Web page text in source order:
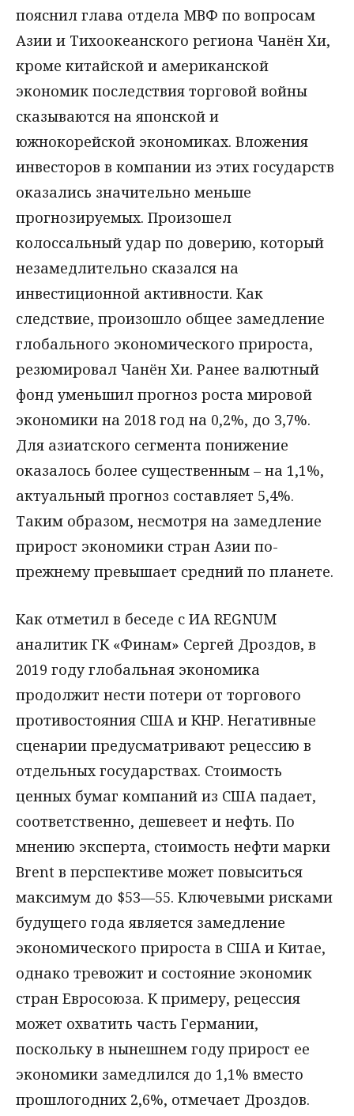
пояснил глава отдела МВФ по вопросам
Азии и Тихоокеанского региона Чанён Хи,
кроме китайской и американской
экономик последствия торговой войны
сказываются на японской и
южнокорейской экономиках. Вложения
инвесторов в компании из этих государств
оказались значительно меньше
прогнозируемых. Произошел
колоссальный удар по доверию, который
незамедлительно сказался на
инвестиционной активности. Как
следствие, произошло общее замедление
глобального экономического прироста,
резюмировал Чанён Хи. Ранее валютный
фонд уменьшил прогноз роста мировой
экономики на 2018 год на 0,2%, до 3,7%.
Для азиатского сегмента понижение
оказалось более существенным – на 1,1%,
актуальный прогноз составляет 5,4%.
Таким образом, несмотря на замедление
прирост экономики стран Азии по-
прежнему превышает средний по планете.
Как отметил в беседе с ИА REGNUM
аналитик ГК «Финам» Сергей Дроздов, в
2019 году глобальная экономика
продолжит нести потери от торгового
противостояния США и КНР. Негативные
сценарии предусматривают рецессию в
отдельных государствах. Стоимость
ценных бумаг компаний из США падает,
соответственно, дешевеет и нефть. По
мнению эксперта, стоимость нефти марки
Brent в перспективе может повыситься
максимум до $53—55. Ключевыми рисками
будущего года является замедление
экономического прироста в США и Китае,
однако тревожит и состояние экономик
стран Евросоюза. К примеру, рецессия
может охватить часть Германии,
поскольку в нынешнем году прирост ее
экономики замедлился до 1,1% вместо
прошлогодних 2,6%, отмечает Дроздов.